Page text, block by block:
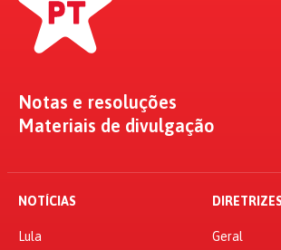
Notas e resoluções
Materiais de divulgação
NOTÍCIAS
Lula
Geral